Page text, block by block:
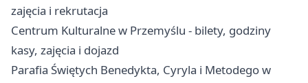
zajęcia i rekrutacja
Centrum Kulturalne w Przemyślu - bilety, godziny
kasy, zajęcia i dojazd
Parafia Świętych Benedykta, Cyryla i Metodego w